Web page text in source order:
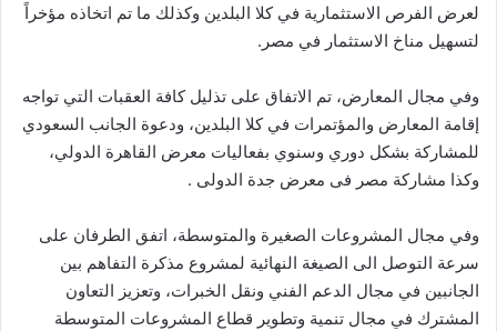
لعرض الفرص الاستثمارية في كلا البلدين وكذلك ما تم اتخاذه مؤخراً
لتسهيل مناخ الاستثمار في مصر.
وفي مجال المعارض، تم الاتفاق على تذليل كافة العقبات التي تواجه
إقامة المعارض والمؤتمرات في كلا البلدين، ودعوة الجانب السعودي
للمشاركة بشكل دوري وسنوي بفعاليات معرض القاهرة الدولي،
وكذا مشاركة مصر فى معرض جدة الدولى .
وفي مجال المشروعات الصغيرة والمتوسطة، اتفق الطرفان على
سرعة التوصل الى الصيغة النهائية لمشروع مذكرة التفاهم بين
الجانبين في مجال الدعم الفني ونقل الخبرات، وتعزيز التعاون
المشترك في مجال تنمية وتطوير قطاع المشروعات المتوسطة